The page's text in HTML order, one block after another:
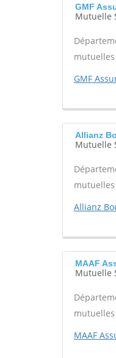
GMF
Mutuelle
GMF
Allianz
Mutuelle
Allianz
MAAF
Mutuelle
MAAF